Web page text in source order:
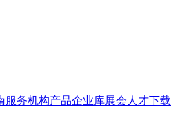
服务机构产品企业库展会 人才下载